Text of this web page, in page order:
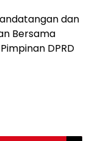
dan
Bersama
DPRD